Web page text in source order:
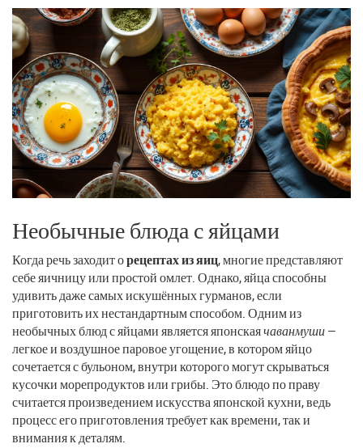
Необычные блюда с яйцами
Когда речь заходит орецептах из яиц, многие представляют
себе яичницу или простой омлет. Однако, яйца способны
удивить даже самых искушённых гурманов, если
приготовить их нестандартным способом. Одним из
необычных блюд с яйцами является японскаячаванмуши—
легкое и воздушное паровое угощение, в котором яйцо
сочетается с бульоном, внутри которого могут скрываться
кусочки морепродуктов или грибы. Это блюдо по праву
считается произведением искусства японской кухни, ведь
процесс его приготовления требует как времени, так и
внимания к деталям.